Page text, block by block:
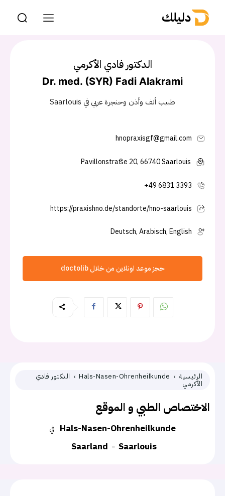
دليلك
الرئيسية Hals-Nasen-Ohrenheilkunde الدكتور فادي
الأكرمي
الاختصاص الطبي و الموقع
في Hals-Nasen-Ohrenheilkunde
Saarland
Saarlouis
الدكتور فادي الأكرمي
Dr. med. (SYR) Fadi Alakrami
طبيب أنف وأذن وحنجرة عربي في Saarlouis
hnopraxisgf@gmail.com
Pavillonstraße 20, 66740 Saarlouis
+49 6831 3393
https://praxishno.de/standorte/hno-saarlouis
Deutsch, Arabisch, English
حجز موعد اونلاين من خلال doctolib